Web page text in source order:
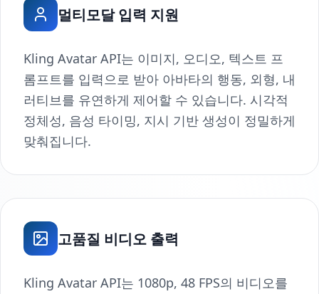
멀티모달 입력 지원
Kling Avatar API는 이미지, 오디오, 텍스트 프
롬프트를 입력으로 받아 아바타의 행동, 외형, 내
러티브를 유연하게 제어할 수 있습니다. 시각적
정체성, 음성 타이밍, 지시 기반 생성이 정밀하게
맞춰집니다.
고품질 비디오 출력
Kling Avatar API는 1080p, 48 FPS의 비디오를